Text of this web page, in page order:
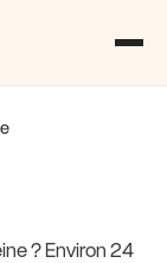
? Environ 24